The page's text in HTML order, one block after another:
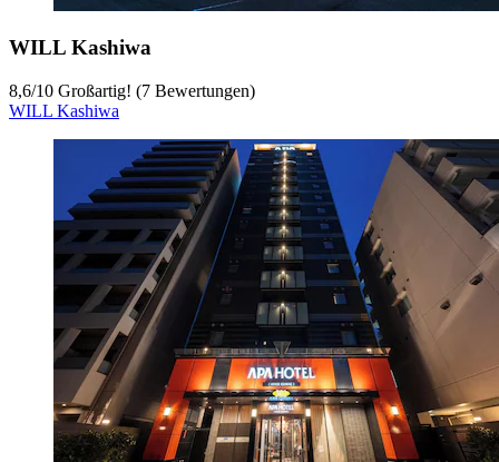
WILL Kashiwa
8,6/10 Großartig! (7 Bewertungen)
WILL Kashiwa